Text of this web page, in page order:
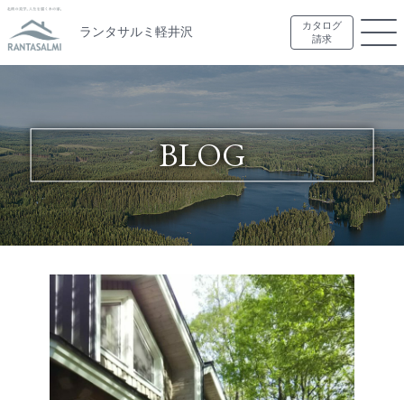
ランタサルミ軽井沢
カタログ
請求
BLOG